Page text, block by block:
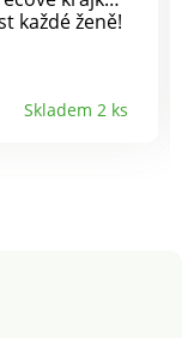
každé ženě!
zn.
sweden pro
Z
Skladem 2 ks